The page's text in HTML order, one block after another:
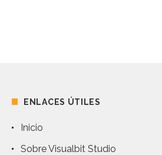
ENLACES ÚTILES
Inicio
Sobre Visualbit Studio